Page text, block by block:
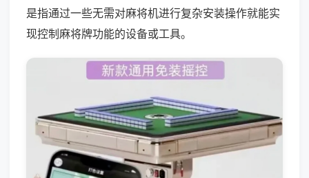
是指通过一些无需对麻将机进行复杂安装操作就能实
现控制麻将牌功能的设备或工具。